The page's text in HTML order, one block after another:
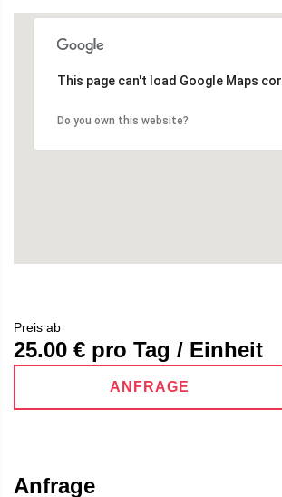
This page can't load Google Maps
Do you own this website?
Preis ab
25.00 € pro Tag / Einheit
ANFRAGE
Anfrage